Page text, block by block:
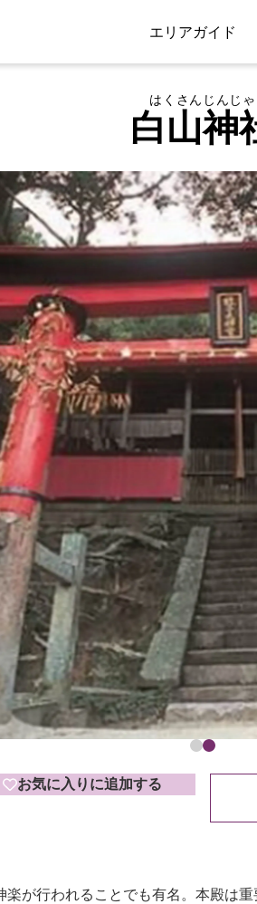
エリアガイド
白山神
はくさんじんじゃ
お気に入りに追加する
が行われることでも有名。本殿は